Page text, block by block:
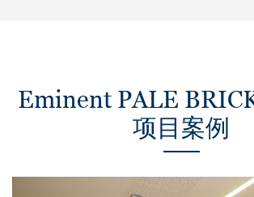
Eminent PALE
项目案例